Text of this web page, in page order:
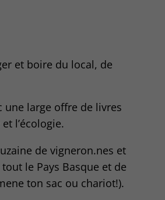
et boire du local, de
une large offre de livres
l’écologie.
de vigneron.nes et
le Pays Basque et de
ton sac ou chariot!).